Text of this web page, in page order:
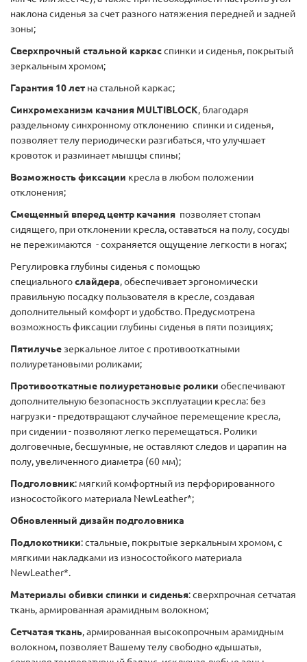
наклона сиденья за счет разного натяжения передней и задней
зоны;
Сверхпрочный стальной каркасспинки и сиденья, покрытый
зеркальным хромом;
Гарантия 10 лет на стальной каркас;
Синхромеханизм качания MULTIBLOCK, благодаря
раздельному синхронному отклонению спинки и сиденья,
позволяет телу периодически разгибаться, что улучшает
кровоток и разминает мышцы спины;
Возможность фиксации кресла в любом положении
отклонения;
Смещенный вперед центр качания позволяет стопам
сидящего, при отклонении кресла, оставаться на полу, сосуды
не пережимаются - сохраняется ощущение легкости в ногах;
Регулировка глубины сиденья с помощью
специальногослайдера, обеспечивает эргономически
правильную посадку пользователя в кресле, создавая
дополнительный комфорт и удобство. Предусмотрена
возможность фиксации глубины сиденья в пяти позициях;
Пятилучье зеркальное литое с противооткатными
полиуретановыми роликами;
Противооткатные полиуретановые ролики обеспечивают
дополнительную безопасность эксплуатации кресла: без
нагрузки - предотвращают случайное перемещение кресла,
при сидении - позволяют легко перемещаться. Ролики
долговечные, бесшумные, не оставляют следов и царапин на
полу, увеличенного диаметра (60 мм);
Подголовник: мягкий комфортный из перфорированного
износостойкого материала NewLeather*;
Обновленный дизайн подголовника
Подлокотники: стальные, покрытые зеркальным хромом, с
мягкими накладками из износостойкого материала
NewLeather*.
Материалы обивки спинки и сиденья: сверхпрочная сетчатая
ткань, армированная арамидным волокном;
Сетчатая ткань, армированная высокопрочным арамидным
волокном, позволяет Вашему телу свободно «дышать»,